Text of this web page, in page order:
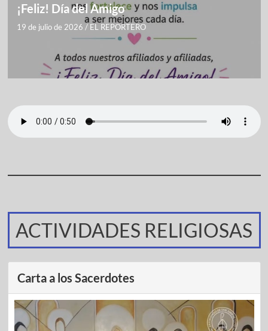
¡Feliz! Día del Amigo
19 de julio de 2026 / EL REPORTERO
ACTIVIDADES RELIGIOSAS
Carta a los Sacerdotes